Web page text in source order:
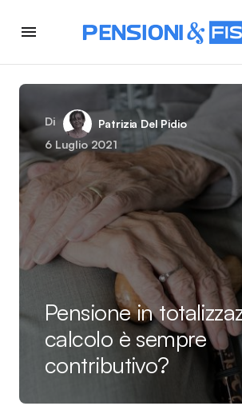
Di
Patrizia Del Pidio
6 Luglio 2021
Pensione in
calcolo è sempre
contributivo?